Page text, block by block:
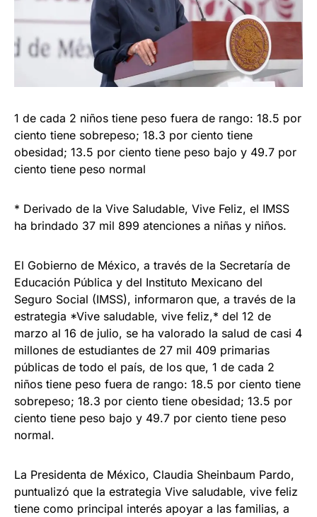
1 de cada 2 niños tiene peso fuera de rango: 18.5 por
ciento tiene sobrepeso; 18.3 por ciento tiene
obesidad; 13.5 por ciento tiene peso bajo y 49.7 por
ciento tiene peso normal
* Derivado de la Vive Saludable, Vive Feliz, el IMSS
ha brindado 37 mil 899 atenciones a niñas y niños.
El Gobierno de México, a través de la Secretaría de
Educación Pública y del Instituto Mexicano del
Seguro Social (IMSS), informaron que, a través de la
estrategia *Vive saludable, vive feliz,* del 12 de
marzo al 16 de julio, se ha valorado la salud de casi 4
millones de estudiantes de 27 mil 409 primarias
públicas de todo el país, de los que, 1 de cada 2
niños tiene peso fuera de rango: 18.5 por ciento tiene
sobrepeso; 18.3 por ciento tiene obesidad; 13.5 por
ciento tiene peso bajo y 49.7 por ciento tiene peso
normal.
La Presidenta de México, Claudia Sheinbaum Pardo,
puntualizó que la estrategia Vive saludable, vive feliz
tiene como principal interés apoyar a las familias, a